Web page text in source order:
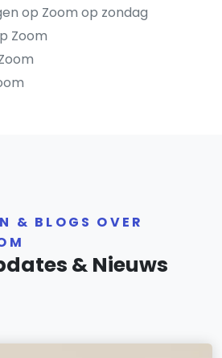
op Zoom op zondag
Zoom
& BLOGS OVER
& Nieuws